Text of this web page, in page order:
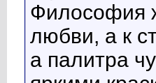
Философия
любви, а к
а палитра